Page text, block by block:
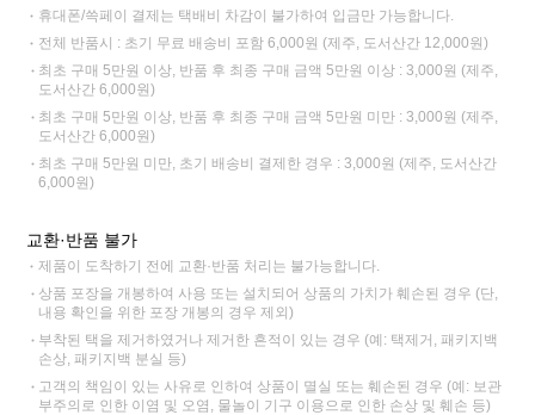
휴대폰/쓱페이 결제는 택배비 차감이 불가하여 입금만 가능합니다.
전체 반품시 : 초기 무료 배송비 포함 6,000원 (제주, 도서산간 12,000원)
최초 구매 5만원 이상, 반품 후 최종 구매 금액 5만원 이상 : 3,000원 (제주,
도서산간 6,000원)
최초 구매 5만원 이상, 반품 후 최종 구매 금액 5만원 미만 : 3,000원 (제주,
도서산간 6,000원)
최초 구매 5만원 미만, 초기 배송비 결제한 경우 : 3,000원 (제주, 도서산간
6,000원)
교환·반품 불가
제품이 도착하기 전에 교환·반품 처리는 불가능합니다.
상품 포장을 개봉하여 사용 또는 설치되어 상품의 가치가 훼손된 경우 (단,
내용 확인을 위한 포장 개봉의 경우 제외)
부착된 택을 제거하였거나 제거한 흔적이 있는 경우 (예: 택제거, 패키지백
손상, 패키지백 분실 등)
고객의 책임이 있는 사유로 인하여 상품이 멸실 또는 훼손된 경우 (예: 보관
부주의로 인한 이염 및 오염, 물놀이 기구 이용으로 인한 손상 및 훼손 등)